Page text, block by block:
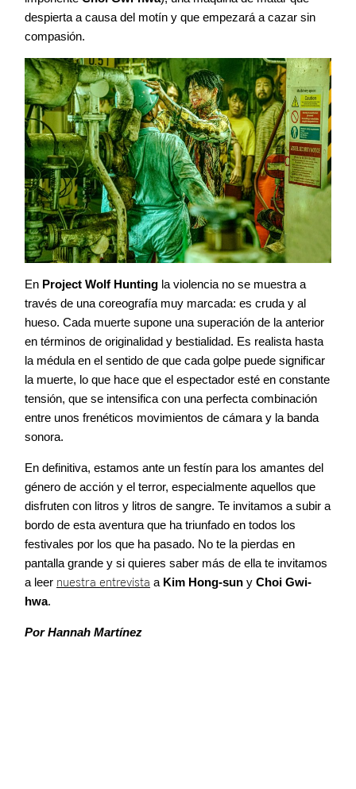
despierta a causa del motín y que empezará a cazar sin
compasión.
En Project Wolf Hunting la violencia no se muestra a
través de una coreografía muy marcada: es cruda y al
hueso. Cada muerte supone una superación de la anterior
en términos de originalidad y bestialidad. Es realista hasta
la médula en el sentido de que cada golpe puede significar
la muerte, lo que hace que el espectador esté en constante
tensión, que se intensifica con una perfecta combinación
entre unos frenéticos movimientos de cámara y la banda
sonora.
En definitiva, estamos ante un festín para los amantes del
género de acción y el terror, especialmente aquellos que
disfruten con litros y litros de sangre. Te invitamos a subir a
bordo de esta aventura que ha triunfado en todos los
festivales por los que ha pasado. No te la pierdas en
pantalla grande y si quieres saber más de ella te invitamos
a leer nuestra entrevista a Kim Hong-sun y Choi Gwi-
hwa.
Por Hannah Martínez